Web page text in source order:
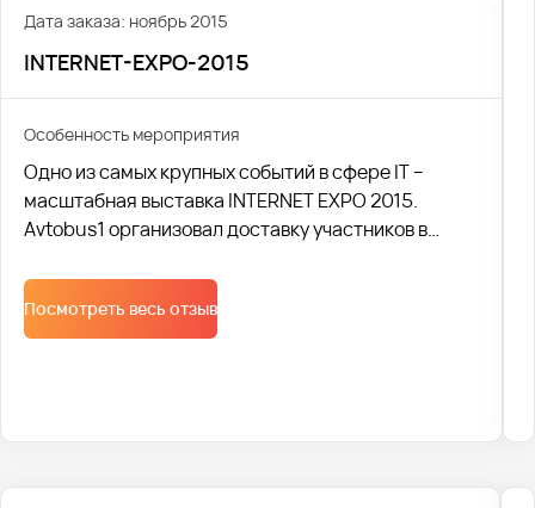
Дата заказа: ноябрь 2015
INTERNET-EXPO-2015
Особенность мероприятия
Одно из самых крупных событий в сфере IT –
масштабная выставка INTERNET EXPO 2015.
Avtobus1 организовал доставку участников в
выставки. Было выделено семь больших
автобусов, в общей сложности доставкой
воспользовались более 1 000 человек.
Посмотреть весь отзыв